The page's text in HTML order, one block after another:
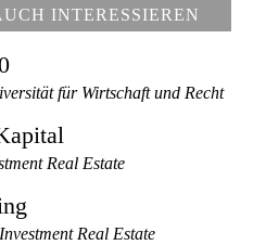
INTERESSIEREN
für Wirtschaft und Recht
Real Estate
Real Estate